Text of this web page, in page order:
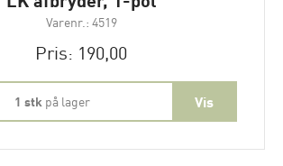
Varenr.: 4519
Pris: 190,00
1 stk på lager